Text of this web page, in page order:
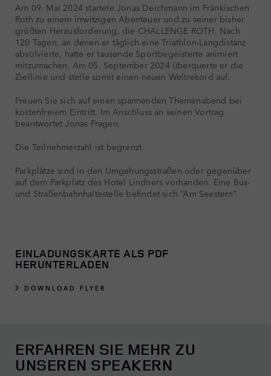
Am 09. Mai 2024 startete Jonas Deichmann im Fränkischen
Roth zu einem irrwitzigen Abenteuer und zu seiner bisher
größten Herausforderung, die CHALLENGE ROTH. Nach
120 Tagen, an denen er täglich eine Triathlon-Langdistanz
absolvierte, hatte er tausende Sportbegeisterte animiert
mitzumachen. Am 05. September 2024 überquerte er die
Ziellinie und stelle somit einen neuen Weltrekord auf.
Freuen Sie sich auf einen spannenden Themenabend bei
kostenfreiem Eintritt. Im Anschluss an seinen Vortrag
beantwortet Jonas Fragen.
Die Teilnehmerzahl ist begrenzt.
Parkplätze sind in den Umgehungsstraßen oder gegenüber
auf dem Parkplatz des Hotel Lindners vorhanden. Eine Bus-
und Straßenbahnhaltestelle befindet sich “Am Seestern”.
EINLADUNGSKARTE ALS PDF
HERUNTERLADEN
DOWNLOAD FLYER
ERFAHREN SIE MEHR ZU
UNSEREN SPEAKERN